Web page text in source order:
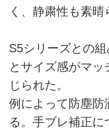
く、静粛性も素晴
S5シリーズとの
とサイズ感がマ
じられた。
例によって防塵
る。手ブレ補正に